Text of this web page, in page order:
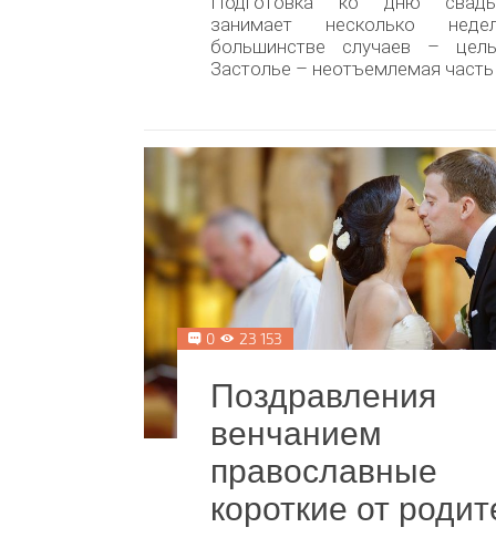
занимает несколько
большинстве случаев –
Застолье – неотъемлемая
0 23 153
венчанием
короткие от